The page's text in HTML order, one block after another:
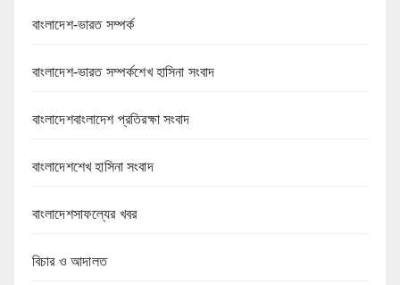
বাংলাদেশ-ভারত সম্পর্ক
বাংলাদেশ-ভারত সম্পর্কশেখ হাসিনা সংবাদ
বাংলাদেশবাংলাদেশ প্রতিরক্ষা সংবাদ
বাংলাদেশশেখ হাসিনা সংবাদ
বাংলাদেশসাফল্যের খবর
বিচার ও আদালত